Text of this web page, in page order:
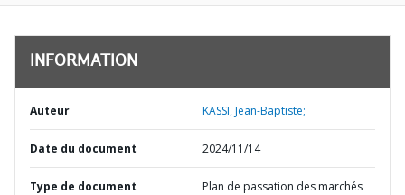
INFORMATION
Auteur KASSI, Jean-Baptiste;
Date du document 2024/11/14
Type de document Plan de passation des marchés